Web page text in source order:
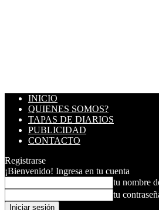
INICIO
QUIENES SOMOS?
TAPAS DE DIARIOS
PUBLICIDAD
CONTACTO
Registrarse
¡Bienvenido! Ingresa en tu cuenta
tu nombre
tu